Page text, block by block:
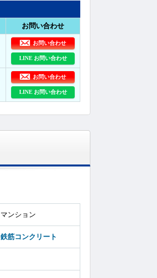
お問い合わせ
お問い合わせ
LINE お問い合わせ
お問い合わせ
LINE お問い合わせ
マンション
鉄筋コンクリート